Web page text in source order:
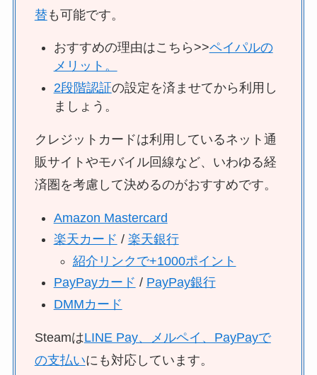
替も可能です。
おすすめの理由はこちら>>ペイパルの
メリット。
2段階認証の設定を済ませてから利用し
ましょう。
クレジットカードは利用しているネット通
販サイトやモバイル回線など、いわゆる経
済圏を考慮して決めるのがおすすめです。
Amazon Mastercard
楽天カード / 楽天銀行
紹介リンクで+1000ポイント
PayPayカード / PayPay銀行
DMMカード
SteamはLINE Pay、メルペイ、PayPayで
の支払いにも対応しています。